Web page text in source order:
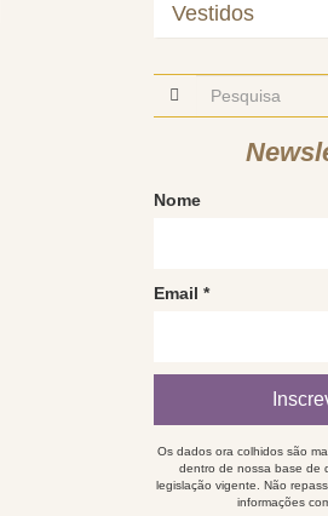
Vestidos
Nome
Email *
Os dados ora colhidos são
dentro de nossa base de
legislação vigente. Não
informações